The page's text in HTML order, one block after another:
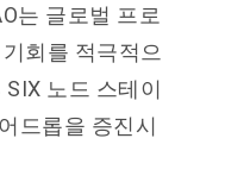
는 글로벌 프로
회를 적극적으
노드 스테이
드롭을 증진시